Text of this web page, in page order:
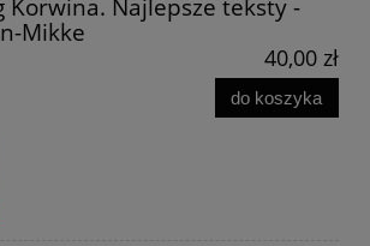
Korwina. Najlepsze teksty -
Mikke
40,00 zł
do koszyka